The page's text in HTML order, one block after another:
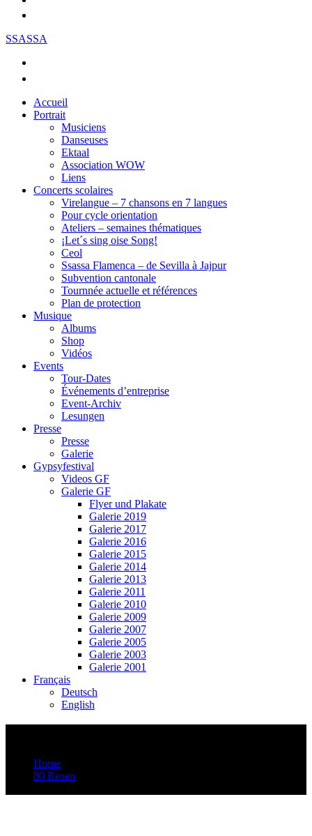
SSASSA
Accueil
Portrait
Musiciens
Danseuses
Ektaal
Association WOW
Liens
Concerts scolaires
Virelangue – 7 chansons en 7 langues
Pour cycle orientation
Ateliers – semaines thématiques
¡Let´s sing oise Song!
Ceol
Ssassa Flamenca – de Sevilla à Jajpur
Subvention cantonale
Tournnée actuelle et références
Plan de protection
Musique
Albums
Shop
Vidéos
Events
Tour-Dates
Événements d’entreprise
Event-Archiv
Lesungen
Presse
Presse
Galerie
Gypsyfestival
Videos GF
Galerie GF
Flyer und Plakate
Galerie 2019
Galerie 2017
Galerie 2016
Galerie 2015
Galerie 2014
Galerie 2013
Galerie 2011
Galerie 2010
Galerie 2009
Galerie 2007
Galerie 2005
Galerie 2003
Galerie 2001
Français
Deutsch
English
Home
80 Rosen